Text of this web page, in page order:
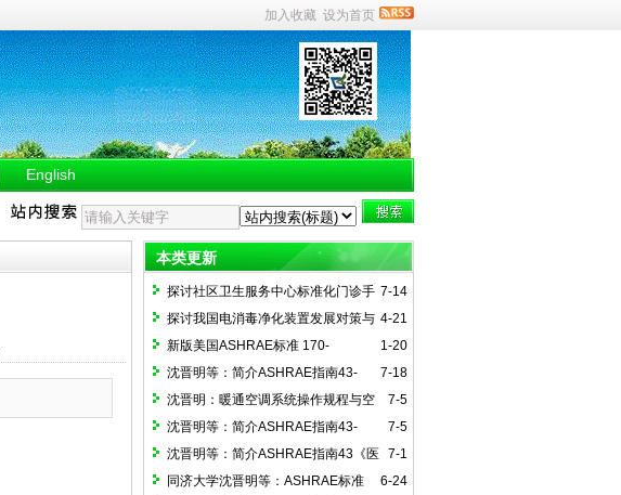
加入收藏 设为首页
English
本类更新
7-14
探讨社区卫生服务中心标准化门诊手
术室建设（一）
4-21
探讨我国电消毒净化装置发展对策与
国际接轨路径
1-20
新版美国ASHRAE标准 170-
2025《医疗护理设施通风》简介
7-18
沈晋明等：简介ASHRAE指南43-
2025(4)医院通风运行指南附录解读
7-5
沈晋明：暖通空调系统操作规程与空
间监控简介ASHRAE指南43-2025（2）7-5
沈晋明等：简介ASHRAE指南43-
2025(3)《医院通风系统运行指南的实
施》
7-1
沈晋明等：简介ASHRAE指南43《医
疗护理设施通风运行指南》
6-24
同济大学沈晋明等：ASHRAE标准